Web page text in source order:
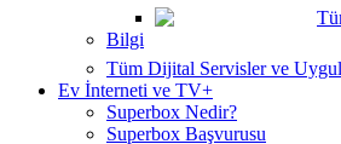
Bilgi
Tüm Dijital Servisler ve
Ev İnterneti ve TV+
Superbox Nedir?
Superbox Başvurusu